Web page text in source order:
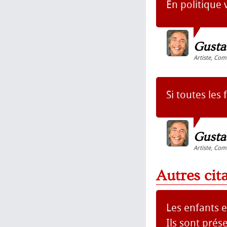
En politique
Artiste,
Si toutes les
Artiste,
Autres
Les enfants
Ils sont